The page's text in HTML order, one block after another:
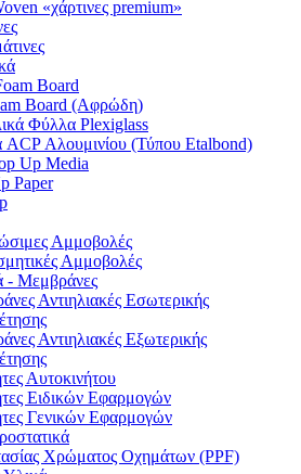
«χάρτινες premium»
Board
Board (Αφρώδη)
Φύλλα Plexiglass
Αλουμινίου (Τύπου Etalbond)
Up Media
Paper
Αμμοβολές
Αμμοβολές
- Μεμβράνες
Αντιηλιακές Εσωτερικής
Αντιηλιακές Εξωτερικής
Αυτοκινήτου
Ειδικών Εφαρμογών
Γενικών Εφαρμογών
Χρώματος Οχημάτων (PPF)